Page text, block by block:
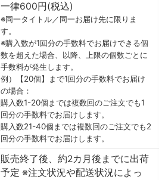
一律600円(税込)
※同一タイトル／同一お届け先に限りま
す。
※購入数が1回分の手数料でお届けできる個
数を超えた場合、以降、上限の個数ごとに
手数料が発生します。
例）【20個】まで1回分の手数料でお届け
の場合：
購入数1-20個までは複数回のご注文でも1
回分の手数料でお届けします。
購入数21-40個までは複数回のご注文でも2
回分の手数料でお届けします。
販売終了後、約2カ月後までに出荷
予定 ※注文状況や配送状況によっ